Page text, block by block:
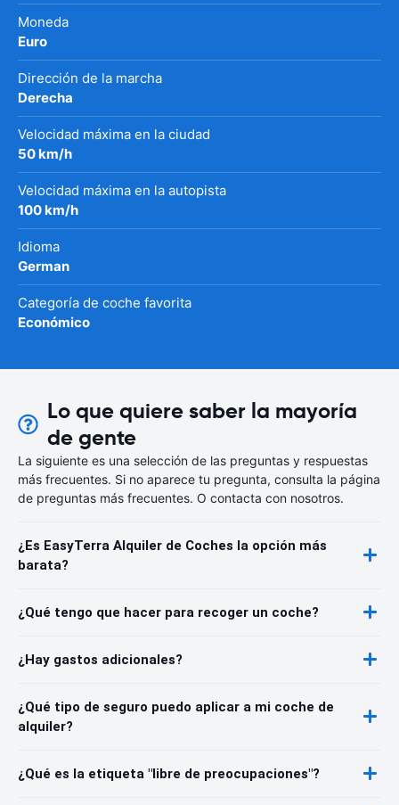
Moneda
Euro
Dirección de la marcha
Derecha
Velocidad máxima en la ciudad
50 km/h
Velocidad máxima en la autopista
100 km/h
Idioma
German
Categoría de coche favorita
Económico
Lo que quiere saber la mayoría
de gente
La siguiente es una selección de las preguntas y respuestas
más frecuentes. Si no aparece tu pregunta, consulta la página
de preguntas más frecuentes. O contacta con nosotros.
¿Es EasyTerra Alquiler de Coches la opción más
barata?
¿Qué tengo que hacer para recoger un coche?
¿Hay gastos adicionales?
¿Qué tipo de seguro puedo aplicar a mi coche de
alquiler?
¿Qué es la etiqueta "libre de preocupaciones"?